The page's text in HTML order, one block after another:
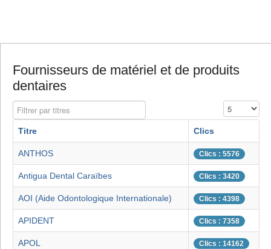
Fournisseurs de matériel et de produits
dentaires
Filtrer par titres Affichage #
Titre Clics
ANTHOS Clics : 5576
Antigua Dental Caraïbes Clics : 3420
AOI (Aide Odontologique Internationale) Clics : 4398
APIDENT Clics : 7358
APOL Clics : 14162